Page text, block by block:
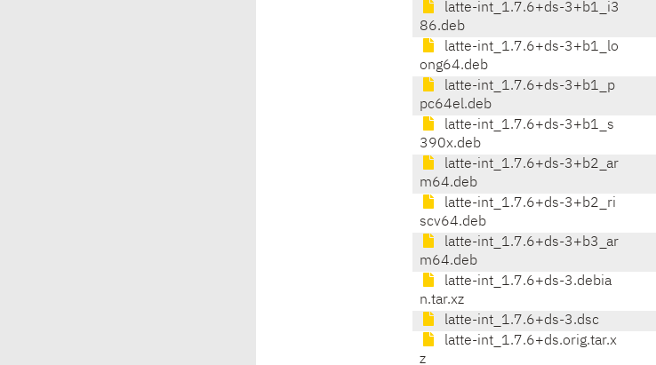
latte-int_1.7.6+ds-3+b1_i3
86.deb
latte-int_1.7.6+ds-3+b1_lo
ong64.deb
latte-int_1.7.6+ds-3+b1_p
pc64el.deb
latte-int_1.7.6+ds-3+b1_s
390x.deb
latte-int_1.7.6+ds-3+b2_ar
m64.deb
latte-int_1.7.6+ds-3+b2_ri
scv64.deb
latte-int_1.7.6+ds-3+b3_ar
m64.deb
latte-int_1.7.6+ds-3.debia
n.tar.xz
latte-int_1.7.6+ds-3.dsc
latte-int_1.7.6+ds.orig.tar.x
z